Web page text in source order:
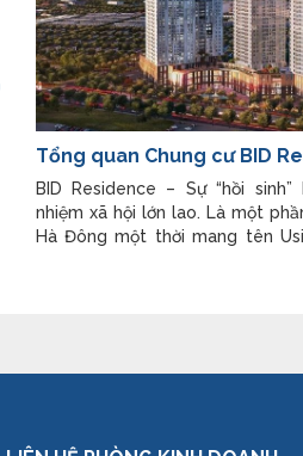
Tổng quan Chung cư BID
BID Residence – Sự “hồi
nhiệm xã hội lớn lao. Là một
Hà Đông một thời mang tên